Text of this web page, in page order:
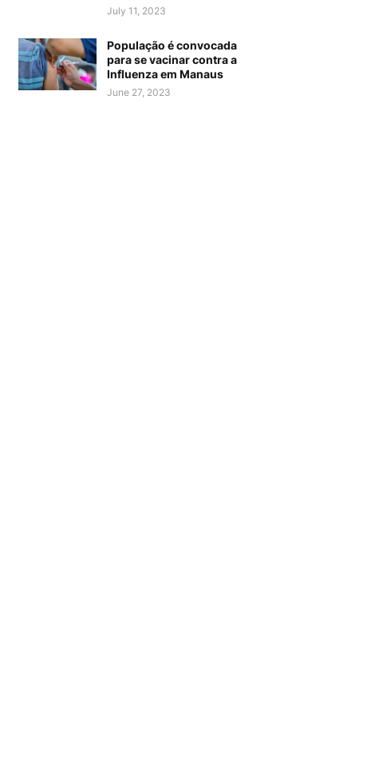
July 11, 2023
População é convocada
para se vacinar contra a
Influenza em Manaus
June 27, 2023